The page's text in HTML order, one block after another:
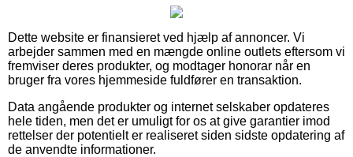
Dette website er finansieret ved hjælp af annoncer. Vi
arbejder sammen med en mængde online outlets eftersom vi
fremviser deres produkter, og modtager honorar når en
bruger fra vores hjemmeside fuldfører en transaktion.
Data angående produkter og internet selskaber opdateres
hele tiden, men det er umuligt for os at give garantier imod
rettelser der potentielt er realiseret siden sidste opdatering af
de anvendte informationer.